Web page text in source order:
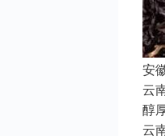
安
云
醇
云